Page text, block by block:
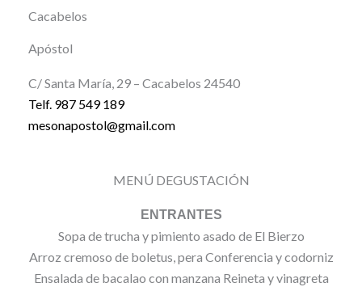
Cacabelos
Apóstol
C/ Santa María, 29 – Cacabelos 24540
Telf. 987 549 189
mesonapostol@gmail.com
MENÚ DEGUSTACIÓN
ENTRANTES
Sopa de trucha y pimiento asado de El Bierzo
Arroz cremoso de boletus, pera Conferencia y codorniz
Ensalada de bacalao con manzana Reineta y vinagreta